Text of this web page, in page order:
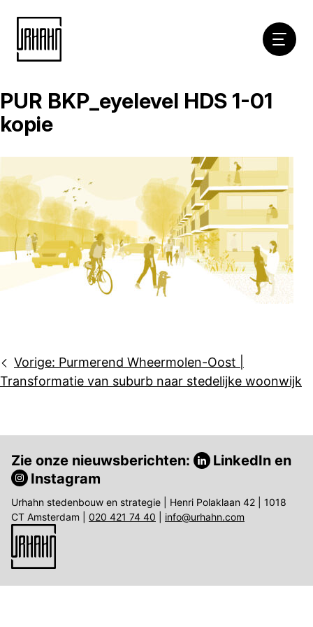
Naar
inhoud
PUR BKP_eyelevel HDS 1-01
kopie
Bericht
navigatie
Vorige: Purmerend Wheermolen-Oost |
Transformatie van suburb naar stedelijke woonwijk
Zie onze nieuwsberichten: LinkedIn en
Instagram
Urhahn stedenbouw en strategie | Henri Polaklaan 42 | 1018
CT Amsterdam | 020 421 74 40 info@urhahn.com